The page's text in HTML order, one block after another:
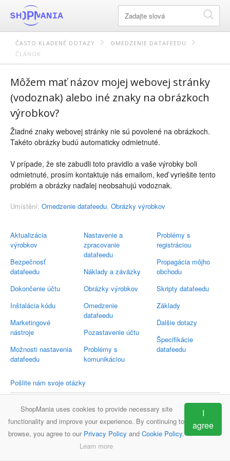
ČASTO KLADENÉ DOTAZY
OMEDZENIE DATAFEEDU
ČLÁNOK
Aktualizácia
výrobkov
Bezpečnosť
datafeedu
Dokončenie účtu
Inštalácia kódu
Marketingové
nástroje
Možnosti nastavenia
datafeedu
Nastavenie a
zpracovanie
datafeedu
Náklady a záväzky
Obrázky výrobkov
Omedzenie
datafeedu
Pozastavenie účtu
Problémy s
komunikáciou
Problémy s
registráciou
Propagácia môjho
obchodu
Skripty datafeedu
Základy
Ďalšie dotazy
Špecifikácie
datafeedu
Môžem mať názov mojej webovej stránky
(vodoznak) alebo iné znaky na obrázkoch
výrobkov?
Žiadné znaky webovej stránky nie sú povolené na obrázkoch.
Takéto obrázky budú automaticky odmietnuté.
V prípade, že ste zabudli toto pravidlo a vaše výrobky boli
odmietnuté, prosím kontaktuje nás emailom, keď vyriešite tento
problém a obrázky naďalej neobsahujú vodoznak.
Umístění: Omedzenie datafeedu, Obrázky výrobkov
Pošlite nám svoje otázky
Email: support@shop-mania.sk
Často kladené otázky
ShopMania uses cookies to provide necessary site
functionality and improve your experience. By continuing to
browse, you agree to our Privacy Policy and Cookie Policy.
Learn more
I
agree